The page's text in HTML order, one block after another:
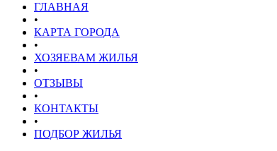
ГЛАВНАЯ
•
КАРТА ГОРОДА
•
ХОЗЯЕВАМ ЖИЛЬЯ
•
ОТЗЫВЫ
•
КОНТАКТЫ
•
ПОДБОР ЖИЛЬЯ